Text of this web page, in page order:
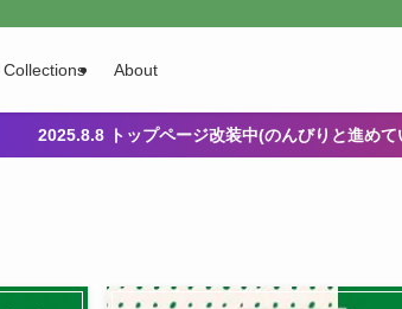
Collections About
2025.8.8 トップページ改装中(のんびりと進め